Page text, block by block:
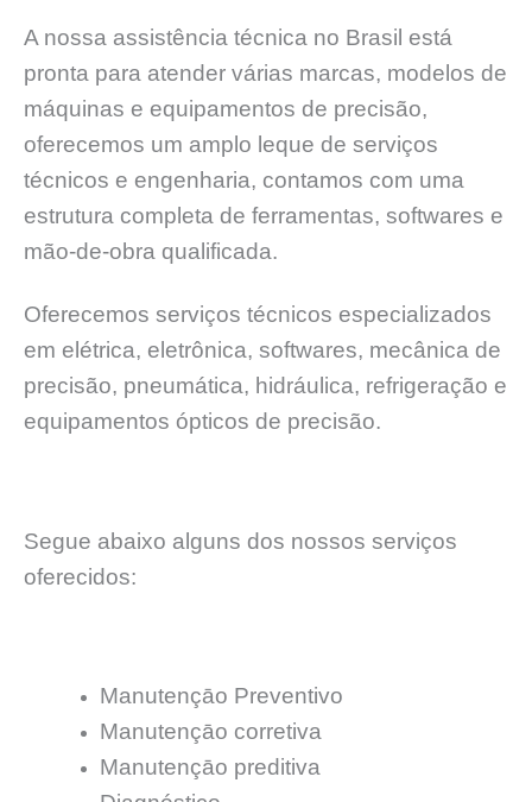
A nossa assistência técnica no Brasil está
pronta para atender várias marcas, modelos de
máquinas e equipamentos de precisão,
oferecemos um amplo leque de serviços
técnicos e engenharia, contamos com uma
estrutura completa de ferramentas, softwares e
mão-de-obra qualificada.
Oferecemos serviços técnicos especializados
em elétrica, eletrônica, softwares, mecânica de
precisão, pneumática, hidráulica, refrigeração e
equipamentos ópticos de precisão.
Segue abaixo alguns dos nossos serviços
oferecidos:
Manutençāo Preventivo
Manutençāo corretiva
Manutençāo preditiva